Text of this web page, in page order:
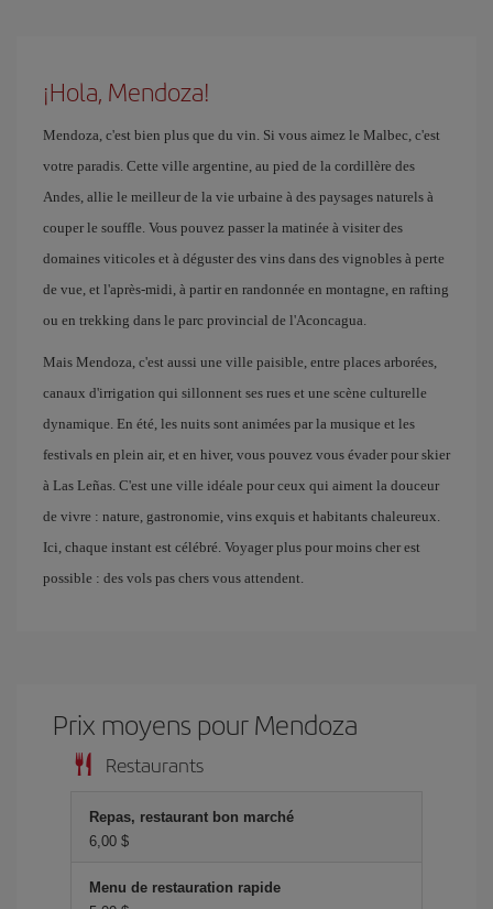
¡Hola, Mendoza!
Mendoza, c'est bien plus que du vin. Si vous aimez le Malbec, c'est
votre paradis. Cette ville argentine, au pied de la cordillère des
Andes, allie le meilleur de la vie urbaine à des paysages naturels à
couper le souffle. Vous pouvez passer la matinée à visiter des
domaines viticoles et à déguster des vins dans des vignobles à perte
de vue, et l'après-midi, à partir en randonnée en montagne, en rafting
ou en trekking dans le parc provincial de l'Aconcagua.
Mais Mendoza, c'est aussi une ville paisible, entre places arborées,
canaux d'irrigation qui sillonnent ses rues et une scène culturelle
dynamique. En été, les nuits sont animées par la musique et les
festivals en plein air, et en hiver, vous pouvez vous évader pour skier
à Las Leñas. C'est une ville idéale pour ceux qui aiment la douceur
de vivre : nature, gastronomie, vins exquis et habitants chaleureux.
Ici, chaque instant est célébré. Voyager plus pour moins cher est
possible : des vols pas chers vous attendent.
Prix ​​moyens pour Mendoza
Restaurants
Repas, restaurant bon marché
6,00 $
Menu de restauration rapide